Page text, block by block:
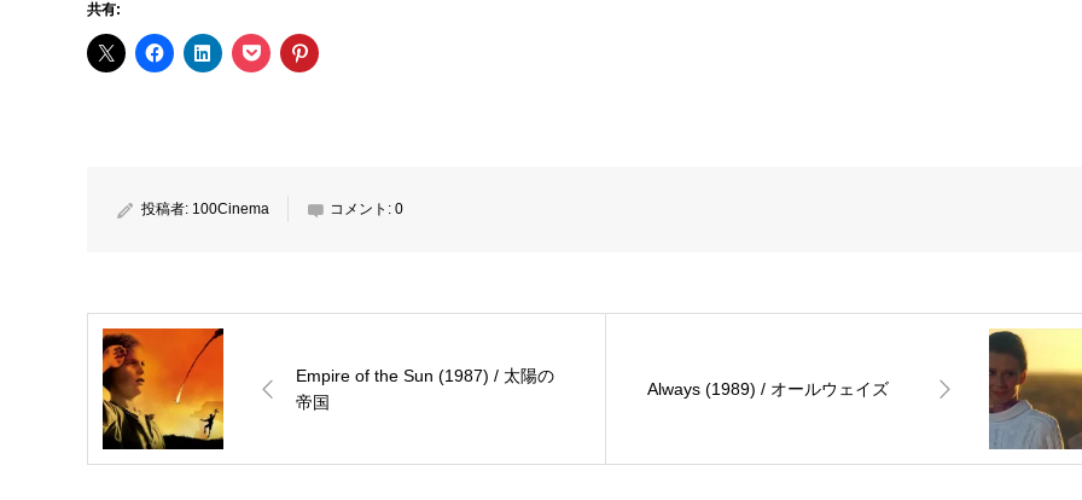
共有:
投稿者: 100Cinema コメント: 0
Empire of the Sun (1987) / 太陽の
帝国
Always (1989) / オールウェイズ